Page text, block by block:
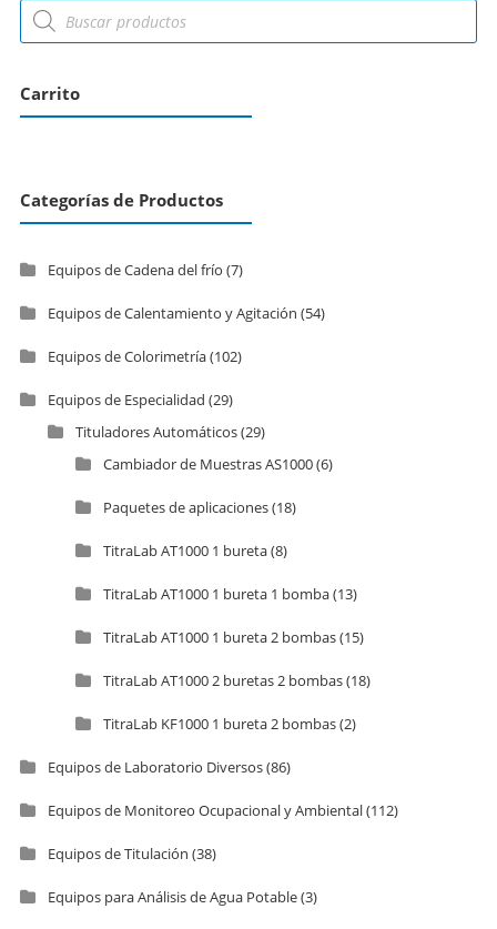
Carrito
Categorías de Productos
Equipos de Cadena del frío (7)
Equipos de Calentamiento y Agitación (54)
Equipos de Colorimetría(102)
Equipos de Especialidad (29)
Tituladores Automáticos(29)
Cambiador de Muestras AS1000(6)
Paquetes de aplicaciones(18)
TitraLab AT1000 1 bureta(8)
TitraLab AT1000 1 bureta 1 bomba(13)
TitraLab AT1000 1 bureta 2 bombas(15)
TitraLab AT1000 2 buretas 2 bombas(18)
TitraLab KF1000 1 bureta 2 bombas(2)
Equipos de Laboratorio Diversos(86)
Equipos de Monitoreo Ocupacional y Ambiental(112)
Equipos de Titulación (38)
Equipos para Análisis de Agua Potable(3)